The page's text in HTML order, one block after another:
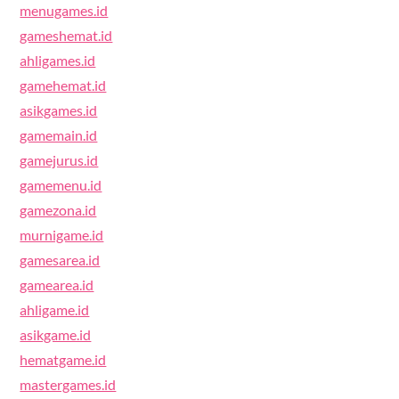
menugames.id
gameshemat.id
ahligames.id
gamehemat.id
asikgames.id
gamemain.id
gamejurus.id
gamemenu.id
gamezona.id
murnigame.id
gamesarea.id
gamearea.id
ahligame.id
asikgame.id
hematgame.id
mastergames.id